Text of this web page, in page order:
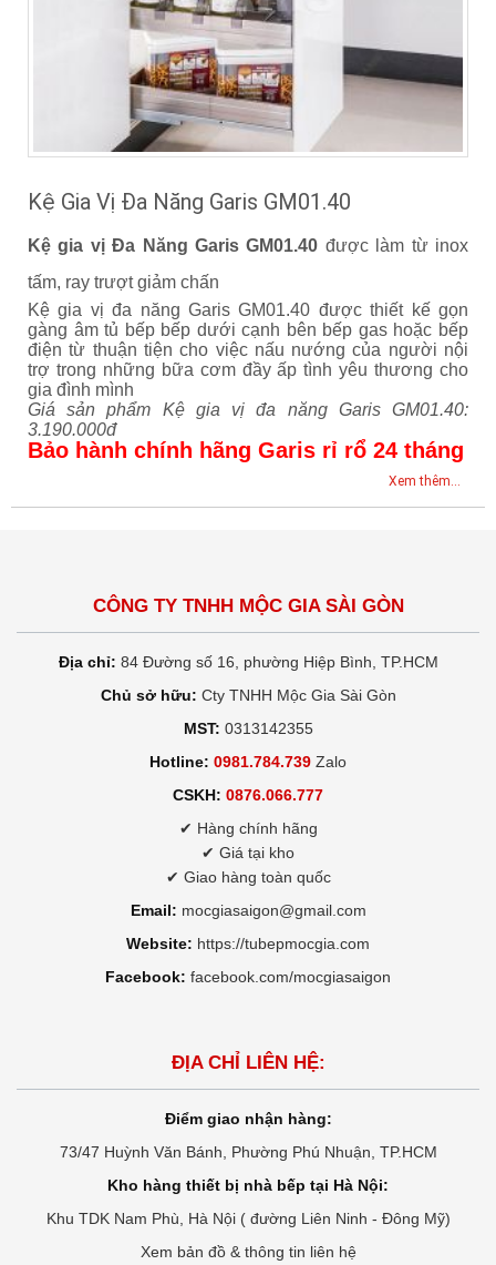
Kệ Gia Vị Đa Năng Garis GM01.40
Kệ gia vị Đa Năng Garis GM01.40 được làm từ inox
tấm, ray trượt giảm chấn
Kệ gia vị đa năng Garis GM01.40 được thiết kế gọn
gàng âm tủ bếp bếp dưới cạnh bên bếp gas hoặc bếp
điện từ thuận tiện cho việc nấu nướng của người nội
trợ trong những bữa cơm đầy ấp tình yêu thương cho
gia đình mình
Giá sản phẩm Kệ gia vị đa năng Garis GM01.40:
3.190.000đ
Bảo hành chính hãng Garis rỉ rổ 24 tháng
Xem thêm...
CÔNG TY TNHH MỘC GIA SÀI GÒN
Địa chỉ: 84 Đường số 16, phường Hiệp Bình, TP.HCM
Chủ sở hữu: Cty TNHH Mộc Gia Sài Gòn
MST: 0313142355
Hotline: 0981.784.739 Zalo
CSKH: 0876.066.777
✔ Hàng chính hãng
✔ Giá tại kho
✔ Giao hàng toàn quốc
Email: mocgiasaigon@gmail.com
Website: https://tubepmocgia.com
Facebook: facebook.com/mocgiasaigon
ĐỊA CHỈ LIÊN HỆ:
Điểm giao nhận hàng:
73/47 Huỳnh Văn Bánh, Phường Phú Nhuận, TP.HCM
Kho hàng thiết bị nhà bếp tại Hà Nội:
Khu TDK Nam Phù, Hà Nội ( đường Liên Ninh - Đông Mỹ)
Xem bản đồ & thông tin liên hệ